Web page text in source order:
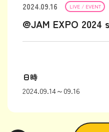
2024.09.16 LIVE / EVENT
@JAM EXPO
日時
2024.09.14～09.16